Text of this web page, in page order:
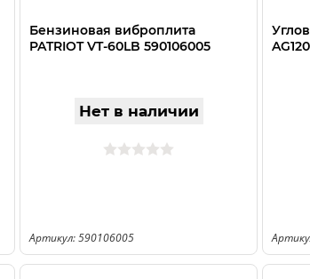
Бензиновая виброплита
PATRIOT VT-60LB 590106005
Нет в наличии
Артикул: 590106005
AG120